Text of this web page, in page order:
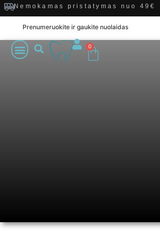
Nemokamas pristatymas nuo 49€
Prenumeruokite ir gaukite nuolaidas
0